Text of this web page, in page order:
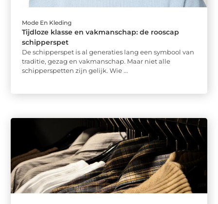
Mode En Kleding
Tijdloze klasse en vakmanschap: de rooscap
schipperspet
De schipperspet is al generaties lang een symbool van
traditie, gezag en vakmanschap. Maar niet alle
schipperspetten zijn gelijk. Wie ...